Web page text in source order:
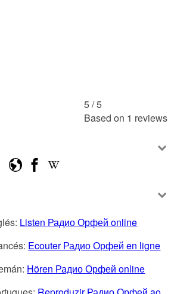
5 /5
Based on 1 reviews
Listen Радио Орфей online
Ecouter Радио Орфей en ligne
Hören Радио Орфей online